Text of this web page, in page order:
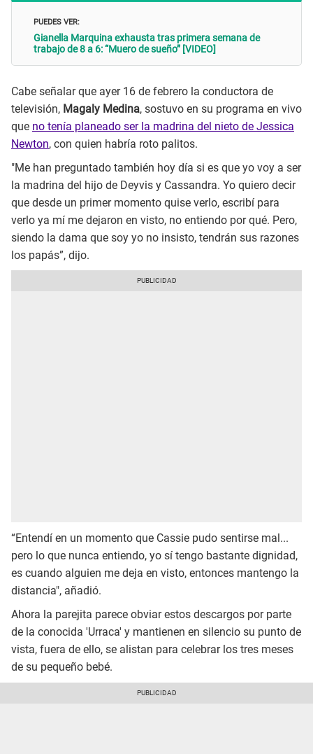
PUEDES VER:
Gianella Marquina exhausta tras primera semana de
trabajo de 8 a 6: “Muero de sueño” [VIDEO]
Cabe señalar que ayer 16 de febrero la conductora de
televisión, Magaly Medina, sostuvo en su programa en vivo
que no tenía planeado ser la madrina del nieto de Jessica
Newton, con quien habría roto palitos.
"Me han preguntado también hoy día si es que yo voy a ser
la madrina del hijo de Deyvis y Cassandra. Yo quiero decir
que desde un primer momento quise verlo, escribí para
verlo ya mí me dejaron en visto, no entiendo por qué. Pero,
siendo la dama que soy yo no insisto, tendrán sus razones
los papás”, dijo.
“Entendí en un momento que Cassie pudo sentirse mal...
pero lo que nunca entiendo, yo sí tengo bastante dignidad,
es cuando alguien me deja en visto, entonces mantengo la
distancia", añadió.
Ahora la parejita parece obviar estos descargos por parte
de la conocida 'Urraca' y mantienen en silencio su punto de
vista, fuera de ello, se alistan para celebrar los tres meses
de su pequeño bebé.